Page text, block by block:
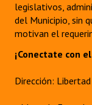
legislativos,
del Municipio, sin
motivan el
¡Conectate con
Dirección: